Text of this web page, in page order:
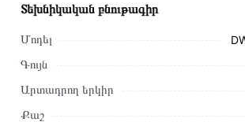
Տեխնիկական բնութագիր
Մոդել
Գույն
Արտադրող երկիր
Քաշ